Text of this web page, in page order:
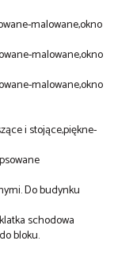
malowane,okno
malowane,okno
malowane,okno
i stojące,piękne-
Do budynku
schodowa
bloku.